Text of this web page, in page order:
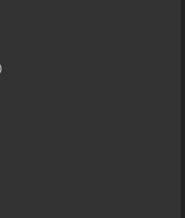
Nantucket
cdn-6x06-8211-qanon-
mp3_rf_67540152_1.html
Qanon con esta segunda